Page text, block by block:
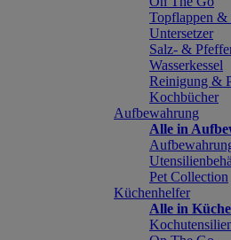
Topflappen &
Untersetzer
Salz- &
Wasserkessel
Reinigung &
Kochbücher
Aufbewahrung
Alle in
Pet Collection
Küchenhelfer
Alle in